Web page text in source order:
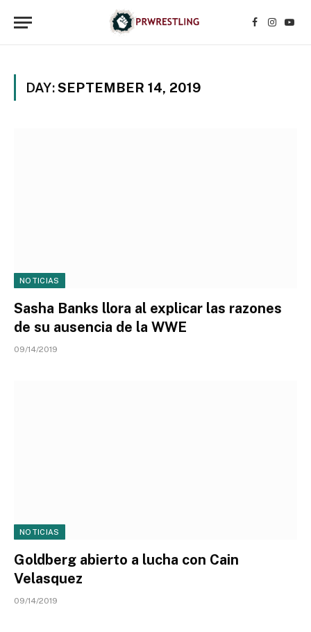
Facebook
DAY:SEPTEMBER 14, 2019
NOTICIAS
Sasha Banks llora al explicar las razones
de su ausencia de la WWE
09/14/2019
NOTICIAS
Goldberg abierto a lucha con Cain
Velasquez
09/14/2019